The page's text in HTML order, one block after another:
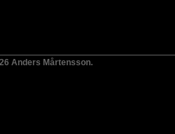
Anders Mårtensson.